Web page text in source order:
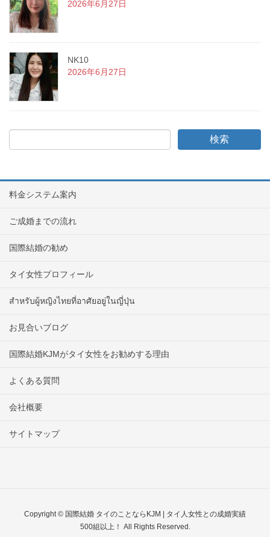
2026年6月27日
NK10
2026年6月27日
料金システム案内
ご成婚までの流れ
国際結婚の勧め
タイ女性プロフィール
สำหรับผู้หญิงไทยที่อาศัยอยู่ในญี่ปุ่น
お見合いブログ
国際結婚KJMがタイ女性をお勧めする理由
よくある質問
会社概要
サイトマップ
Copyright © 国際結婚 タイのことならKJM | タイ人女性との成婚実績
500組以上！ All Rights Reserved.